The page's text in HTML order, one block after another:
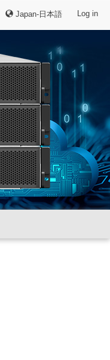
Log in
Japan-日本語